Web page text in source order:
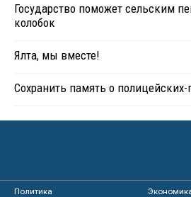
Государство поможет сельским
колобок
Ялта, мы вместе!
Сохранить память о полицейских-
Политика